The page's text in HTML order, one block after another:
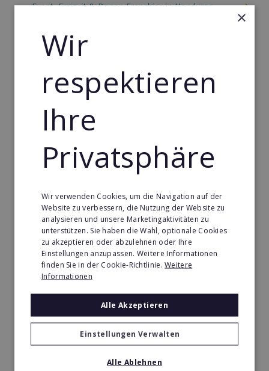
Event, Freizeit & Reisen Franchise in Honduras
Gebäude & Haustechnik Franchise in Honduras
Handwerk Franchise in Honduras
Dienstleistungsfranchise in Honduras
Telekommunikation Franchise in Honduras
Sport Franchise in Honduras
Tier- & Zoobedarf Franchise in Honduras
Immobilien Franchise in Honduras
Kinder & Erziehung Franchise in Honduras
Kosmetik Franchise in Honduras
Medien & Werbung Franchise in Honduras
Möbel & Einrichtung Franchise in Honduras
×
Wir
respektieren
Ihre
Privatsphäre
Wir verwenden Cookies, um die Navigation auf der
Website zu verbessern, die Nutzung der Website zu
analysieren und unsere Marketingaktivitäten zu
unterstützen. Sie haben die Wahl, optionale Cookies
zu akzeptieren oder abzulehnen oder Ihre
Einstellungen anzupassen. Weitere Informationen
finden Sie in der Cookie-Richtlinie.Weitere
Informationen
Alle Akzeptieren
Einstellungen Verwalten
Alle Ablehnen